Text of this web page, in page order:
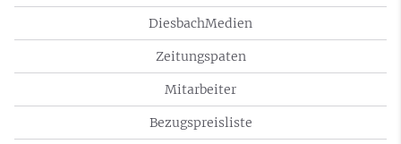
DiesbachMedien
Zeitungspaten
Mitarbeiter
Bezugspreisliste